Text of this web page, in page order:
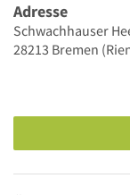
Adresse
Schwachhauser
28213 Bremen